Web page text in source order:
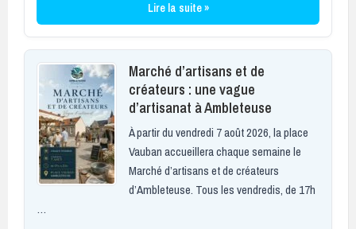
Lire la suite »
Marché d’artisans et de
créateurs : une vague
d’artisanat à Ambleteuse
À partir du vendredi 7 août 2026, la place
Vauban accueillera chaque semaine le
Marché d’artisans et de créateurs
d’Ambleteuse. Tous les vendredis, de 17h
…